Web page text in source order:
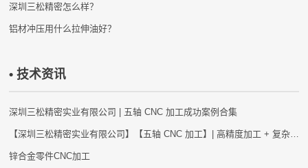
深圳三松精密怎么样？
铝材冲压用什么拉伸油好？
• 技术资讯
深圳三松精密实业有限公司 | 五轴 CNC 加工成功案例合集
锌合金零件CNC加工